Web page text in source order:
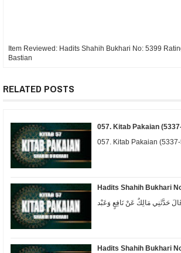
Item Reviewed: Hadits Shahih Bukhari No: 5399
Bastian
RELATED POSTS
057. Kitab Pakaian
057. Kitab Pakaian
Hadits Shahih Bukhari
Hadits Shahih Bukhari